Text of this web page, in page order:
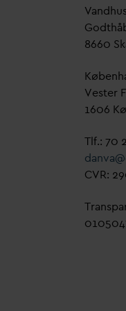
V
8660
Vester
1606
Tlf.: 70
danva@
CVR: